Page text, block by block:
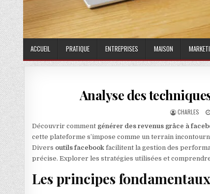
ACCUEIL PRATIQUE ENTREPRISES MAISON
Analyse des
AUTHOR:
CHARLES
Découvrir comment générer des revenus grâce à
cette plateforme s’impose comme un terrain
Divers outils facebook facilitent la gestion des
précise. Explorer les stratégies utilisées et
Les principes